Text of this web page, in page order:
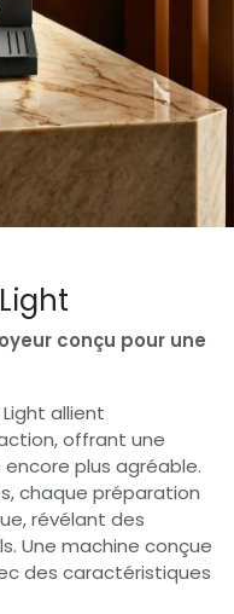
conçu pour une
allient
offrant une
plus agréable.
chaque préparation
révélant des
Une machine conçue
des caractéristiques